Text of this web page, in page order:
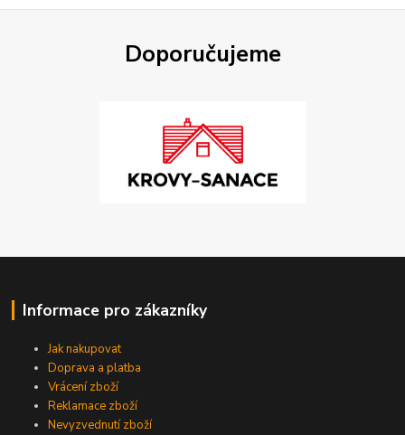
Doporučujeme
Informace pro zákazníky
Jak nakupovat
Doprava a platba
Vrácení zboží
Reklamace zboží
Nevyzvednutí zboží